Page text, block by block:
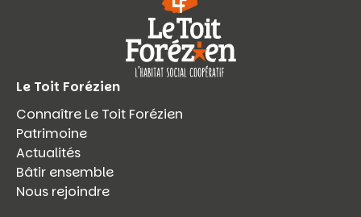
Le Toit Forézien
Connaître Le Toit Forézien
Patrimoine
Actualités
Bâtir ensemble
Nous rejoindre